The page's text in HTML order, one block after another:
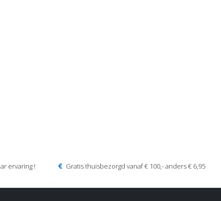
ervaring ! Gratis thuisbezorgd vanaf € 100,- anders € 6,95